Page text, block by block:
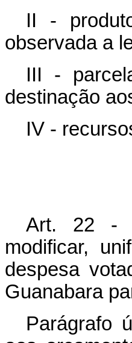
II -
observada a
III -
destinação
IV -
Art. 22 -
modificar,
despesa
Guanabara
Parágrafo